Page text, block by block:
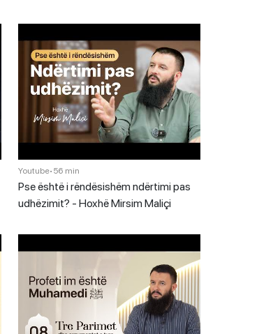
Youtube• 56 min
Pse është i rëndësishëm ndërtimi pas
udhëzimit? - Hoxhë Mirsim Maliçi